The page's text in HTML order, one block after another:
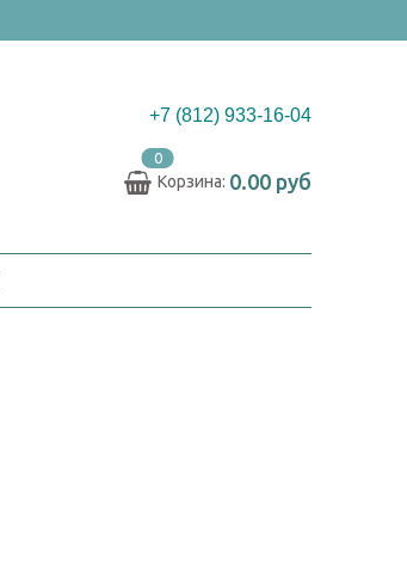
+7 (812) 933-16-04
0
Корзина: 0.00 руб